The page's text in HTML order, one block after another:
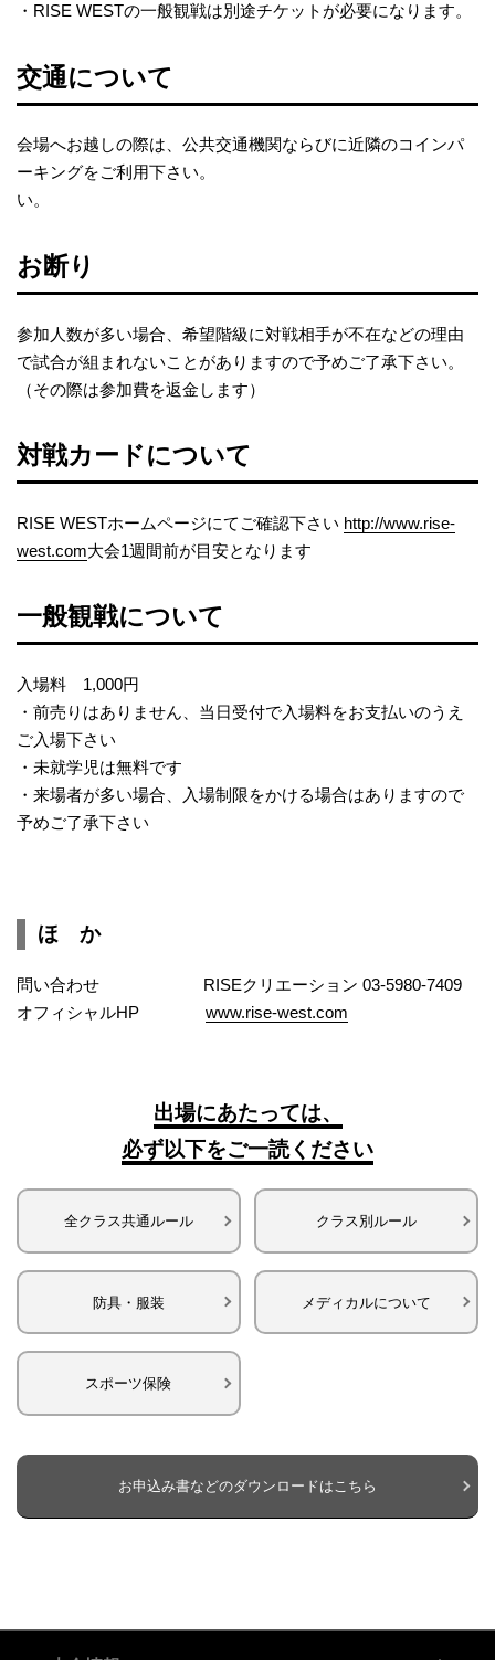
・RISE WESTの一般観戦は別途チケットが必要になります。
交通について
会場へお越しの際は、公共交通機関ならびに近隣のコインパ
ーキングをご利用下さい。
い。​
お断り
参加人数が多い場合、希望階級に対戦相手が不在などの理由
で試合が組まれないことがありますので予めご了承下さい。
（その際は参加費を返金します）​
対戦カードについて
RISE WESTホームページにてご確認下さい http://www.rise-
west.com大会1週間前が目安となります
一般観戦について
入場料 1,000円
・前売りはありません、当日受付で入場料をお支払いのうえ
ご入場下さい
・未就学児は無料です
・来場者が多い場合、入場制限をかける場合はありますので
予めご了承下さい
ほ か
問い合わせ RISEクリエーション 03-5980-7409
オフィシャルHP www.rise-west.com
出場にあたっては、
必ず以下をご一読ください
全クラス共通ルール クラス別ルール
防具・服装 メディカルについて
スポーツ保険
お申込み書などのダウンロードはこちら